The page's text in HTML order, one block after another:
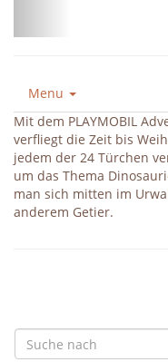
Menu
Mit dem PLAYMOBIL
verfliegt die Zeit bis
jedem der 24 Türchen
um das Thema
man sich mitten im
anderem Getier.